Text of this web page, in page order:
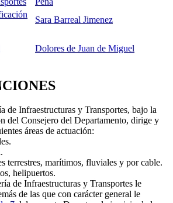
Sara Barreal Jimenez
Dolores de Juan de Miguel
de Infraestructuras y Transportes, bajo la
del Consejero del Departamento, dirige y
áreas de actuación:
terrestres, marítimos, fluviales y por cable.
helipuertos.
de Infraestructuras y Transportes le
de las que con carácter general le